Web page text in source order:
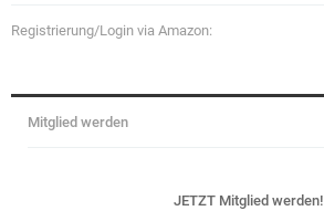
Registrierung/Login via Amazon:
Mitglied werden
JETZT Mitglied werden!